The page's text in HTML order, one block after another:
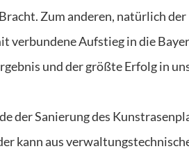
Zum anderen, natürlich der
verbundene Aufstieg in die
und der größte Erfolg in
der Sanierung des
kann aus